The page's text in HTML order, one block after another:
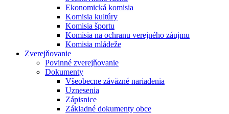
Ekonomická komisia
Komisia kultúry
Komisia športu
Komisia na ochranu verejného záujmu
Komisia mládeže
Zverejňovanie
Povinné zverejňovanie
Dokumenty
Všeobecne záväzné nariadenia
Uznesenia
Zápisnice
Základné dokumenty obce